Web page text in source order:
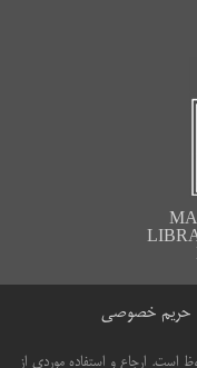
حریم خصوصی
است. ارجاع و استفاده موردی از